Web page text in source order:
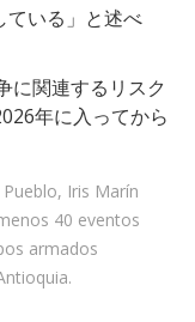
ている」と述べ
に関連するリスク
年に入ってから
Iris Marín
40 eventos
armados